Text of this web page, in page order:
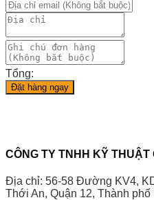
Tổng:
Đặt hàng ngay
CÔNG TY TNHH KỸ THUẬT
Địa chỉ: 56-58 Đường KV4,
Thới An, Quận 12, Thành